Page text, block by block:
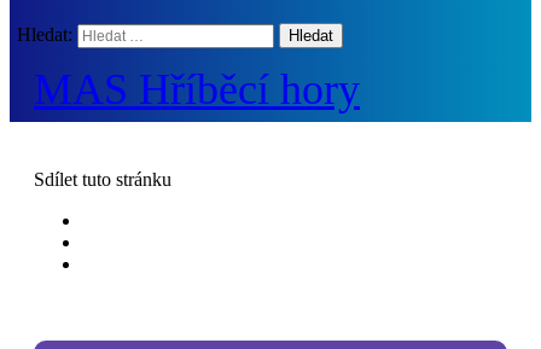
Hledat:
MAS Hříběcí hory
Sdílet tuto stránku